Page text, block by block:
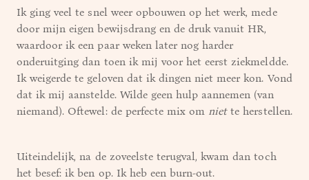
Ik ging veel te snel weer opbouwen op het werk, mede
door mijn eigen bewijsdrang en de druk vanuit HR,
waardoor ik een paar weken later nog harder
onderuitging dan toen ik mij voor het eerst ziekmeldde.
Ik weigerde te geloven dat ik dingen niet meer kon. Vond
dat ik mij aanstelde. Wilde geen hulp aannemen (van
niemand). Oftewel: de perfecte mix om niette herstellen.
Uiteindelijk, na de zoveelste terugval, kwam dan toch
het besef: ik ben op. Ik heb een burn-out.